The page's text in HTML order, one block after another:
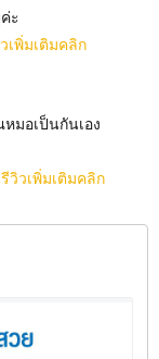
ะ
เพิ่มเติมคลิก
มอเป็นกันเอง
วิวเพิ่มเติมคลิก